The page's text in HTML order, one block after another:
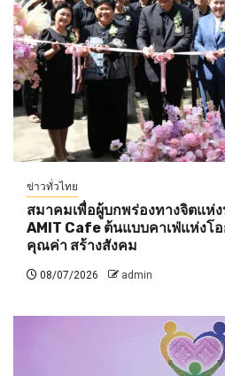
ข่าวทั่วไทย
สมาคมเพื่อผู้บกพร่องทางจิตแห่ง
AMIT Cafe ต้นแบบคาเฟ่แห่งโ
คุณค่า สร้างสังคม
08/07/2026 admin